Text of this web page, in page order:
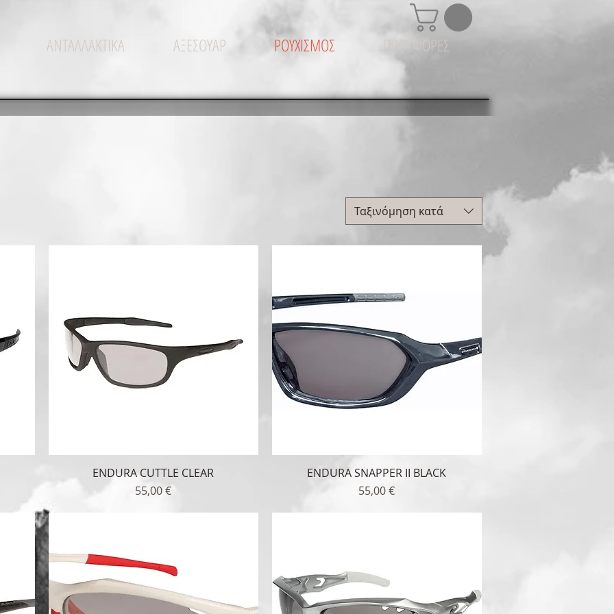
ΑΝΤΑΛΛΑΚΤΙΚΑ ΑΞΕΣΟΥΑΡ ΡΟΥΧΙΣΜΟΣ ΠΡΟΣΦΟΡΕΣ
Ταξινόμηση κατά
Γρήγορη προβολή
ENDURA CUTTLE CLEAR
Τιμή
55,00 €
Γρήγορη προβολή
ENDURA SNAPPER II BLACK
Τιμή
55,00 €